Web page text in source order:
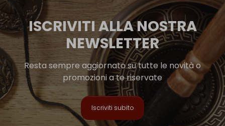
ISCRIVITI ALLA NOSTRA
NEWSLETTER
Resta sempre aggiornato su tutte le novità o
promozioni a te riservate
Iscriviti subito